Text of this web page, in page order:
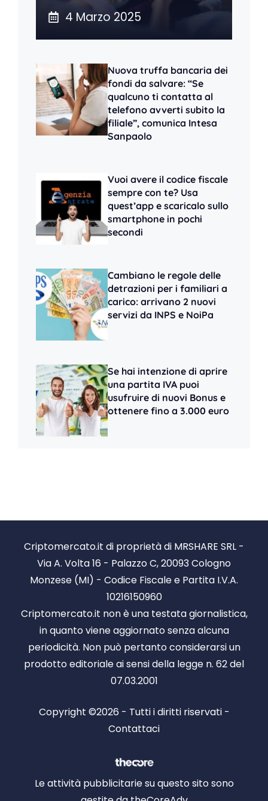
4 Marzo 2025
Nuova truffa bancaria dei
fondi da salvare: “Se
qualcuno ti contatta al
telefono avverti subito la
filiale”, comunica Intesa
Sanpaolo
Vuoi avere il codice fiscale
sempre con te? Usa
quest’app e scaricalo sullo
smartphone in pochi
secondi
Cambiano le regole delle
detrazioni per i familiari a
carico: arrivano 2 nuovi
servizi da INPS e NoiPa
Se hai intenzione di aprire
una partita IVA puoi
usufruire di nuovi Bonus e
ottenere fino a 3.000 euro
Criptomercato.it di proprietà di MRSHARE SRL -
Via A. Volta 16 - Palazzo C, 20093 Cologno
Monzese (MI) - Codice Fiscale e Partita I.V.A.
10216150960
Criptomercato.it non è una testata giornalistica,
in quanto viene aggiornato senza alcuna
periodicità. Non può pertanto considerarsi un
prodotto editoriale ai sensi della legge n. 62 del
07.03.2001
Copyright ©2026 - Tutti i diritti riservati -
Contattaci
Le attività pubblicitarie su questo sito sono